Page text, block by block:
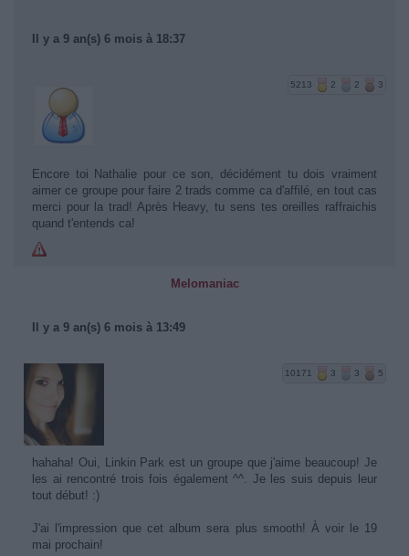
Il y a 9 an(s) 6 mois à 18:37
5213 2 2 3
Encore toi Nathalie pour ce son, décidément tu dois vraiment
aimer ce groupe pour faire 2 trads comme ca d'affilé, en tout cas
merci pour la trad! Après Heavy, tu sens tes oreilles raffraichis
quand t'entends ca!
Melomaniac
Il y a 9 an(s) 6 mois à 13:49
10171 3 3 5
hahaha! Oui, Linkin Park est un groupe que j'aime beaucoup! Je
les ai rencontré trois fois également ^^. Je les suis depuis leur
tout début! :)
J'ai l'impression que cet album sera plus smooth! À voir le 19
mai prochain!